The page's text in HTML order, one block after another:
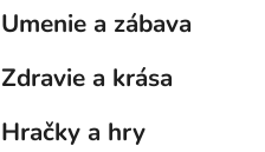
Umenie a zábava
Zdravie a krása
Hračky a hry